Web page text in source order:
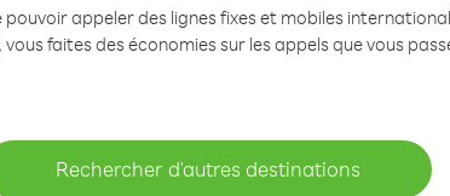
appeler des lignes fixes et mobiles
faites des économies sur les appels que vous
Rechercher d'autres destinations